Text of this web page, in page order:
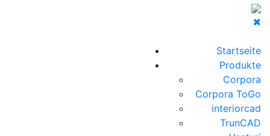
Startseite
Produkte
Corpora
Corpora ToGo
interiorcad
TrunCAD